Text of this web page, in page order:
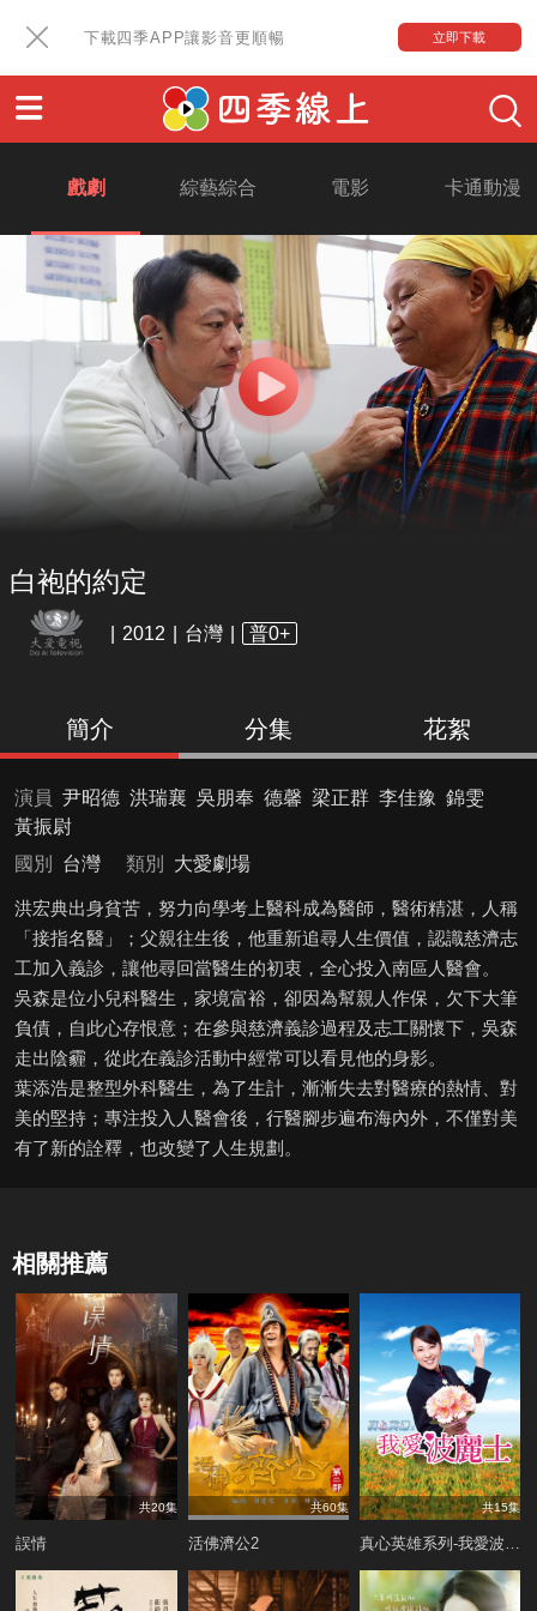
下載四季APP讓影音更順暢 立即下載
戲劇 綜藝綜合 電影 卡通動漫
白袍的約定
2012 台灣 普0+
簡介 分集 花絮
演員 尹昭德 洪瑞襄 吳朋奉 德馨 梁正群 李佳豫
錦雯
黃振尉
國別
台灣 類別 大愛劇場
洪宏典出身貧苦，努力向學考上醫科成為醫師，醫術精湛，人稱
「接指名醫」；父親往生後，他重新追尋人生價值，認識慈濟志
工加入義診，讓他尋回當醫生的初衷，全心投入南區人醫會。
吳森是位小兒科醫生，家境富裕，卻因為幫親人作保，欠下大筆
負債，自此心存恨意；在參與慈濟義診過程及志工關懷下，吳森
走出陰霾，從此在義診活動中經常可以看見他的身影。
葉添浩是整型外科醫生，為了生計，漸漸失去對醫療的熱情、對
美的堅持；專注投入人醫會後，行醫腳步遍布海內外，不僅對美
有了新的詮釋，也改變了人生規劃。
相關推薦
共20集
誤情
共60集
活佛濟公2
共15集